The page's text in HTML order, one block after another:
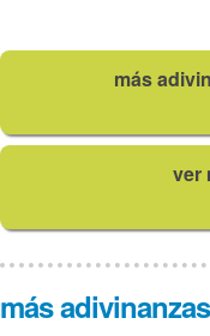
más
ver
más